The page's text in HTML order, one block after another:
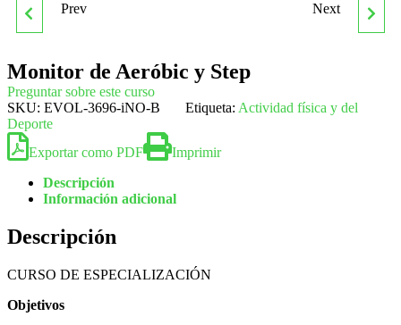
DEPORTIVAS EN EL
MEDIO AMBIENTE
Prev MONITOR DE AULANext
Monitor de Aeróbic y Step
Preguntar sobre este curso
SKU: EVOL-3696-iNO-B Etiqueta: Actividad física y del
Deporte
Exportar como PDF
Imprimir
Descripción
Información adicional
Descripción
CURSO DE ESPECIALIZACIÓN
Objetivos